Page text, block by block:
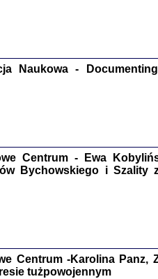
nr 17, R.
Warszawa
NIE WIEMY CO
Dziennik
Moszek Baum, oprac.
Zagłada
Studia i
Naukowa -
Centrum - Ewa
Bychowskiego i
Centrum -Karolina Panz,
tużpowojennym